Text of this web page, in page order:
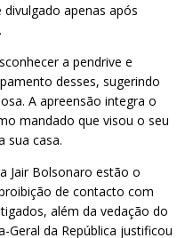
apenas após
a pendrive e
desses, sugerindo
A apreensão integra o
mandado que visou o seu
sua casa.
Jair Bolsonaro estão o
de contacto com
além da vedação do
Geral da República justificou